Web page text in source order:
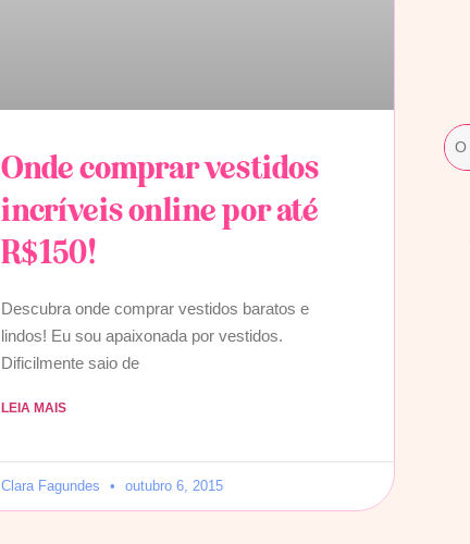
Onde comprar vestidos
incríveis online por até
R$150!
Descubra onde comprar vestidos baratos e
lindos! Eu sou apaixonada por vestidos.
Dificilmente saio de
LEIA MAIS
Clara Fagundes outubro 6, 2015